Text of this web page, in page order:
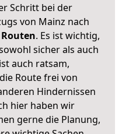
Schritt bei der
von Mainz nach
. Es ist wichtig,
sicher als auch
auch ratsam,
Route frei von
Hindernissen
hier haben wir
gerne die Planung,